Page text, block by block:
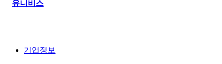
기업정보